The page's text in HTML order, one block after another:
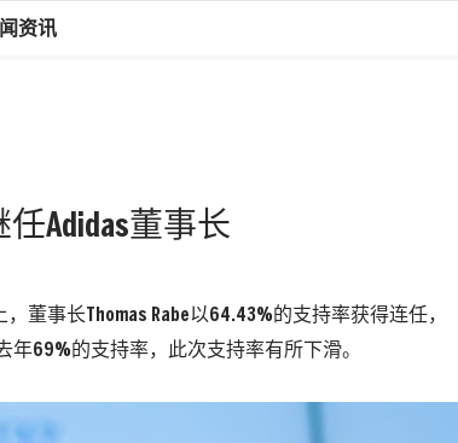
资讯
任Adidas董事长
董事长Thomas Rabe以64.43%的支持率获得连任，
69%的支持率，此次支持率有所下滑。